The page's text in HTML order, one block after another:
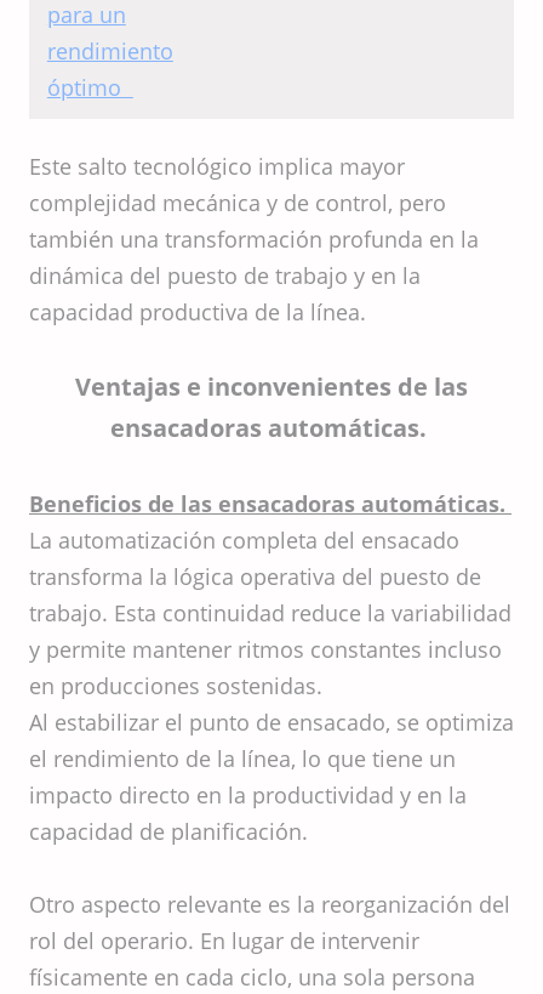
Este salto tecnológico implica mayor
complejidad mecánica y de control, pero
también una transformación profunda en la
dinámica del puesto de trabajo y en la
capacidad productiva de la línea.
Ventajas e inconvenientes de las
ensacadoras automáticas.
Beneficios de las ensacadoras automáticas.
La automatización completa del ensacado
transforma la lógica operativa del puesto de
trabajo. Esta continuidad reduce la variabilidad
y permite mantener ritmos constantes incluso
en producciones sostenidas.
Al estabilizar el punto de ensacado, se optimiza
el rendimiento de la línea, lo que tiene un
impacto directo en la productividad y en la
capacidad de planificación.
Otro aspecto relevante es la reorganización del
rol del operario. En lugar de intervenir
físicamente en cada ciclo, una sola persona